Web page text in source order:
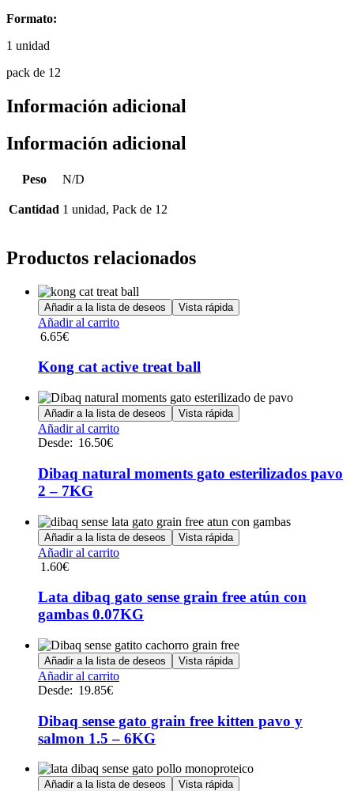
Formato:
1 unidad
pack de 12
Información adicional
Información adicional
Peso N/D
Cantidad 1 unidad, Pack de 12
Productos relacionados
Añadir a la lista de deseos Vista rápida
Añadir al carrito
6.65€
Kong cat active treat ball
Añadir a la lista de deseos Vista rápida
Añadir al carritoEste
múltiples
variantes.
se
pueden
elegir
página
de
Desde: 16.50€
Dibaq natural moments gato esterilizados pavo
2 – 7KG
Añadir a la lista de deseos Vista rápida
Añadir al carrito
1.60€
Lata dibaq gato sense grain free atún con
gambas 0.07KG
Añadir a la lista de deseos Vista rápida
Añadir al carritoEste
múltiples
variantes.
Las
se
Desde: 19.85€
Dibaq sense gato grain free kitten pavo y
salmon 1.5 – 6KG
Añadir a la lista de deseos Vista rápida